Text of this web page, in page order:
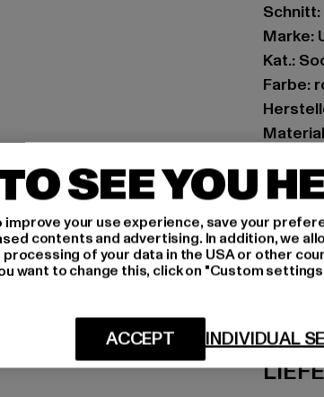
Marke:
Kat.:
Farbe:
Dr.-
SEE YOU
your use experience, save your
contents and advertising. In addition, we
of your data in the USA or other
want to change this, click on "Custom
INDIVIDUAL
ACCEPT